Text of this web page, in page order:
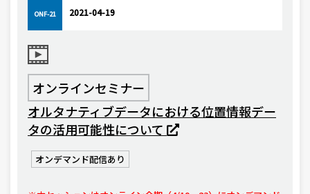
ONF-21 2021-04-19
オンラインセミナー
オルタナティブデータにおける位置情報デー
タの活用可能性について
オンデマンド配信あり